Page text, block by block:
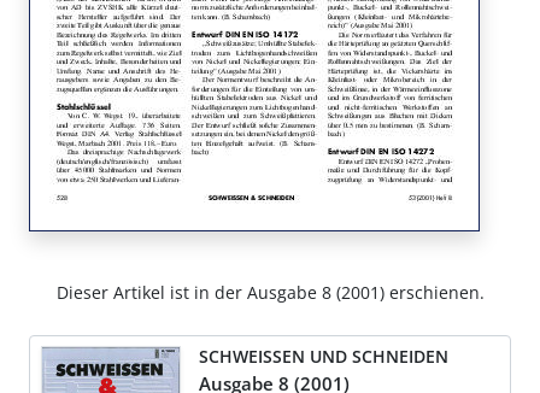
Dieser Artikel ist in der Ausgabe 8 (2001) erschienen.
SCHWEISSEN UND SCHNEIDEN
Ausgabe 8 (2001)